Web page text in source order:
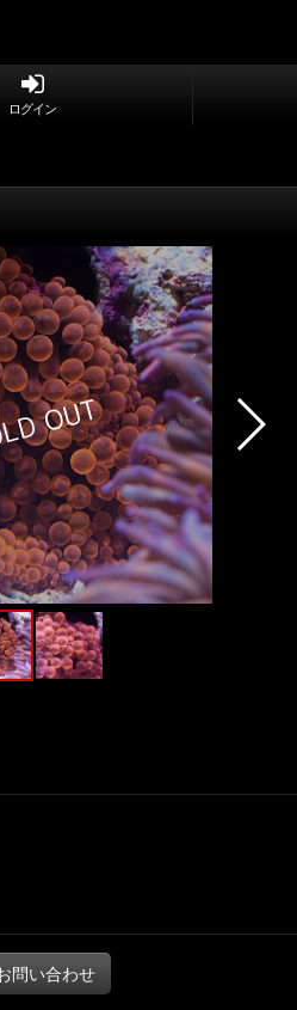
ログイン
問い合わせ